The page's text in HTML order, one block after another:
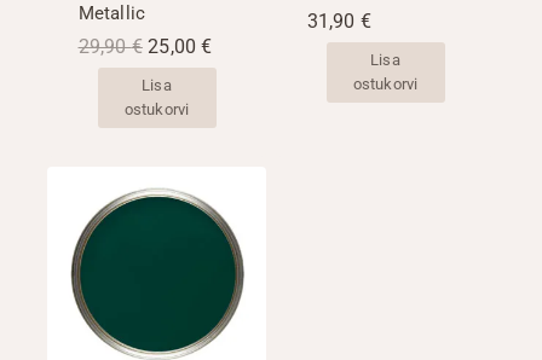
Metallic
29,90€ Algne
hind
oli:
29,90 €.
25,00€Praegune
hind
Lisa
ostukorvi
31,90 €
Lisa
ostukorvi